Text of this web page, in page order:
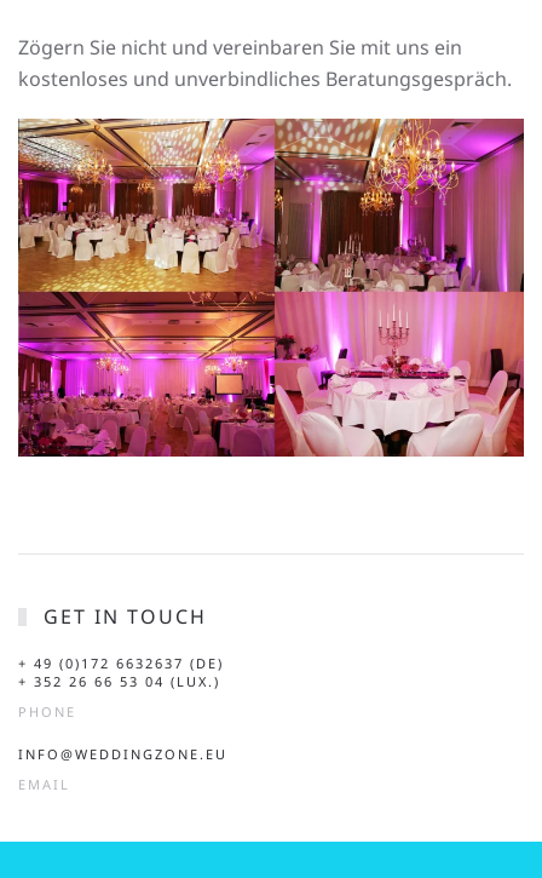
Zögern Sie nicht und vereinbaren Sie mit uns ein
kostenloses und unverbindliches Beratungsgespräch.
GET IN TOUCH
+ 49 (0)172 6632637 (DE)
+ 352 26 66 53 04 (LUX.)
PHONE
INFO@WEDDINGZONE.EU
EMAIL